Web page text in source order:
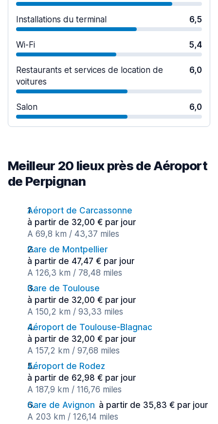
Installations du terminal 6,5
Wi-Fi 5,4
Restaurants et services de location de
voitures
6,0
Salon 6,0
Meilleur 20 lieux près de Aéroport
de Perpignan
Aéroport de Carcassonne
à partir de 32,00 € par jour
A 69,8 km / 43,37 miles
Gare de Montpellier
à partir de 47,47 € par jour
A 126,3 km / 78,48 miles
Gare de Toulouse
à partir de 32,00 € par jour
A 150,2 km / 93,33 miles
Aéroport de Toulouse-Blagnac
à partir de 32,00 € par jour
A 157,2 km / 97,68 miles
Aéroport de Rodez
à partir de 62,98 € par jour
A 187,9 km / 116,76 miles
Gare de Avignon à partir de 35,83 € par jour
A 203 km / 126,14 miles